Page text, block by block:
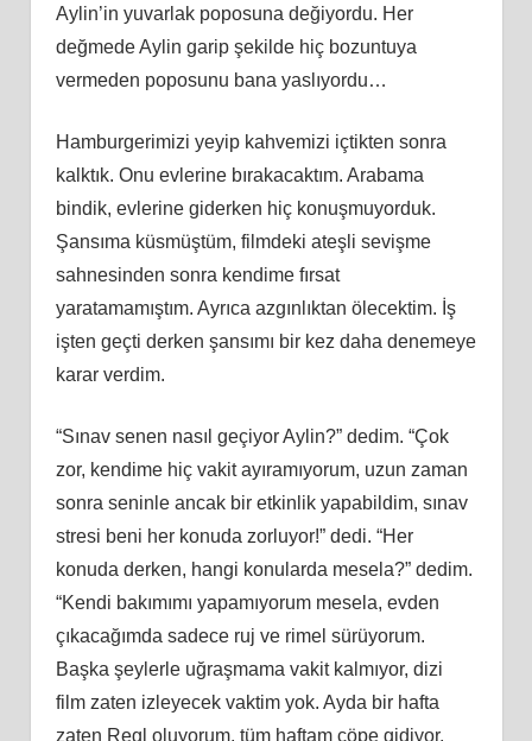
Aylin’in yuvarlak poposuna değiyordu. Her
değmede Aylin garip şekilde hiç bozuntuya
vermeden poposunu bana yaslıyordu…
Hamburgerimizi yeyip kahvemizi içtikten sonra
kalktık. Onu evlerine bırakacaktım. Arabama
bindik, evlerine giderken hiç konuşmuyorduk.
Şansıma küsmüştüm, filmdeki ateşli sevişme
sahnesinden sonra kendime fırsat
yaratamamıştım. Ayrıca azgınlıktan ölecektim. İş
işten geçti derken şansımı bir kez daha denemeye
karar verdim.
“Sınav senen nasıl geçiyor Aylin?” dedim. “Çok
zor, kendime hiç vakit ayıramıyorum, uzun zaman
sonra seninle ancak bir etkinlik yapabildim, sınav
stresi beni her konuda zorluyor!” dedi. “Her
konuda derken, hangi konularda mesela?” dedim.
“Kendi bakımımı yapamıyorum mesela, evden
çıkacağımda sadece ruj ve rimel sürüyorum.
Başka şeylerle uğraşmama vakit kalmıyor, dizi
film zaten izleyecek vaktim yok. Ayda bir hafta
zaten Regl oluyorum, tüm haftam çöpe gidiyor,